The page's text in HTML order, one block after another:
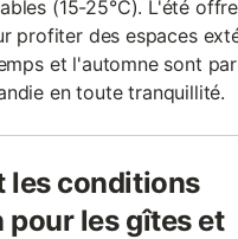
(15-25°C). L'été
profiter des espaces
et l'automne sont
en toute tranquillité.
les conditions
pour les gîtes et